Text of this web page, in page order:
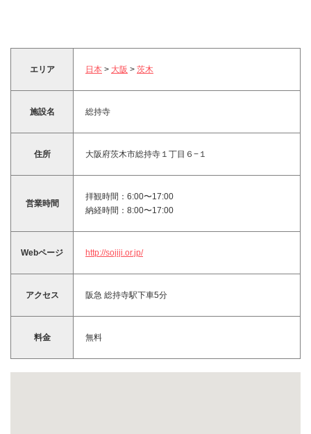
エリア 日本 > 大阪 > 茨木
施設名 総持寺
住所 大阪府茨木市総持寺１丁目６−１
営業時間
拝観時間：6:00〜17:00
納経時間：8:00〜17:00
Webページ http://sojiji.or.jp/
アクセス 阪急 総持寺駅下車5分
料金 無料